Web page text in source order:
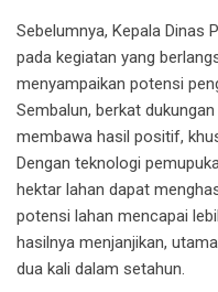
Sebelumnya, Kepala Dinas
pada kegiatan yang
menyampaikan potensi
Sembalun, berkat
membawa hasil positif,
Dengan teknologi
hektar lahan dapat
potensi lahan mencapai
hasilnya menjanjikan,
dua kali dalam setahun.